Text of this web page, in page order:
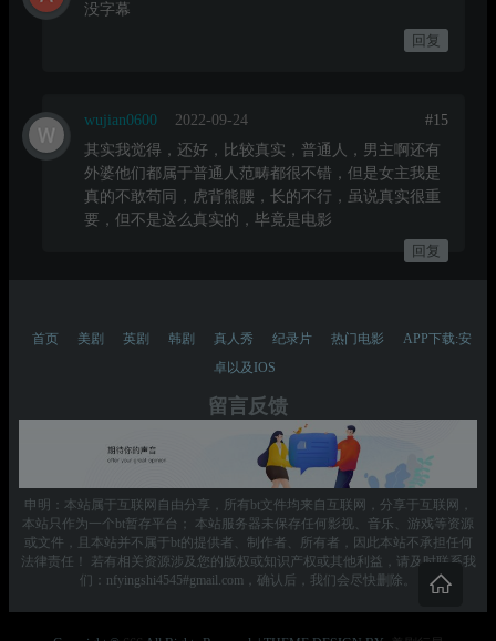
没字幕
回复
wujian0600 2022-09-24
#15
其实我觉得，还好，比较真实，普通人，男主啊还有
外婆他们都属于普通人范畴都很不错，但是女主我是
真的不敢苟同，虎背熊腰，长的不行，虽说真实很重
要，但不是这么真实的，毕竟是电影
回复
首页 美剧 英剧 韩剧 真人秀 纪录片 热门电影
APP下载:安
卓以及IOS
留言反馈
申明：本站属于互联网自由分享，所有bt文件均来自互联网，分享于互联网，
本站只作为一个bt暂存平台； 本站服务器未保存任何影视、音乐、游戏等资源
或文件，且本站并不属于bt的提供者、制作者、所有者，因此本站不承担任何
法律责任！ 若有相关资源涉及您的版权或知识产权或其他利益，请及时联系我
们：nfyingshi4545#gmail.com，确认后，我们会尽快删除。